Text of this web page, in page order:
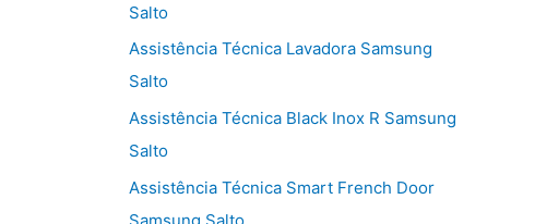
Salto
Assistência Técnica Lavadora Samsung
Salto
Assistência Técnica Black Inox R Samsung
Salto
Assistência Técnica Smart French Door